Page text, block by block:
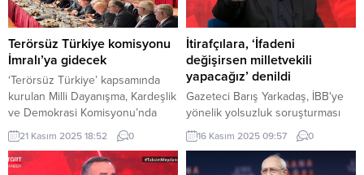
hükmederek, kurultayın yapıldığı
tarihten itibaren iptal edilmesine
karar verdi. Kararla birlikte, söz
konusu kurultay sonrasında
gerçekleştirilen tüm olağan ve
olağanüstü kurultayların yanı...
Terörsüz Türkiye komisyonu
İmralı’ya gidecek
‘Terörsüz Türkiye’ kapsamında
kurulan Milli Dayanışma, Kardeşlik
ve Demokrasi Komisyonu’nda
‘İmralı ziyareti’ oylaması yapıldı.
Süreç komisyonu oy çokluğuyla
İmralı’ya gitme kararı aldı. CHP ve
21 Kasım 2025 18:52 0
İtirafçılara, ‘İfadeni
değişirsen milletvekili
yapacağız’ denildi
Gazeteci Barış Yarkadaş, İBB'ye
yönelik yolsuzluk soruşturması
kapsamında itirafçı olan şahıslara
CHP tarafından, itiraflarını geri
çekmeleri karşılığında hukuki
16 Kasım 2025 09:57 0